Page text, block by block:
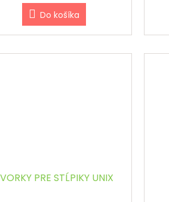
Do košíka
PRE STĹPIKY UNIX